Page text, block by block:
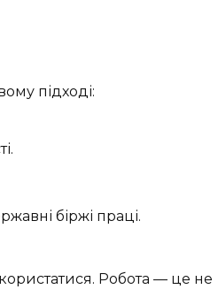
підході:
біржі праці.
Робота — це не